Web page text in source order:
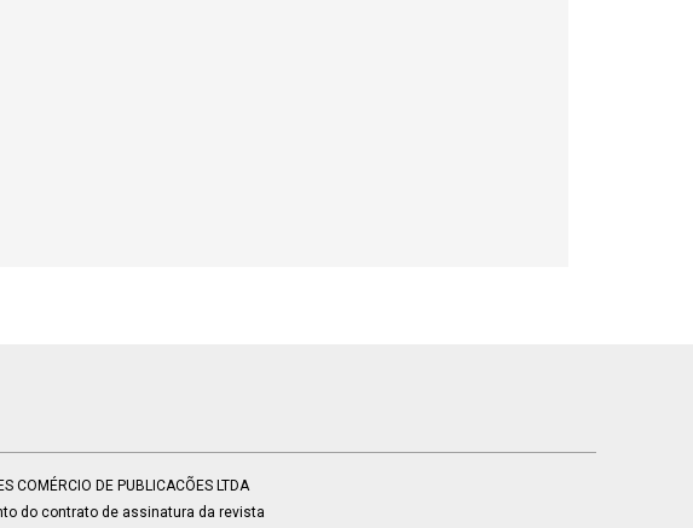
DE PUBLICACÕES LTDA
do contrato de assinatura da revista